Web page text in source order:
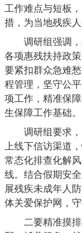
工作难点与短板
措，为当地残疾
调研组强调
各项惠残扶持政
要紧扣群众急难
程管理，坚守公
项工作，精准保
生保障工作基础。
调研组要求
上线下信访渠道
常态化排查化解
线。结合假期安
展残疾未成年人
体关爱保护网，
二要精准摸